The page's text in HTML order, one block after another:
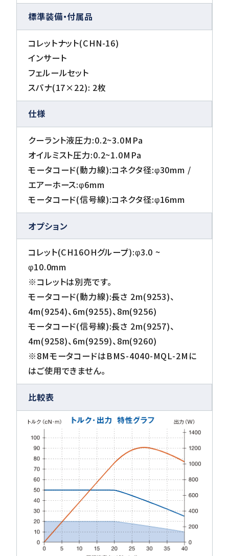
標準装備・付属品
コレットナット(CHN-16)
インサート
フェルールセット
スパナ(17×22): 2枚
仕様
クーラント液圧力:0.2~3.0MPa
オイルミスト圧力:0.2~1.0MPa
モータコード(動力線):コネクタ径:φ30mm /
エアーホース:φ6mm
モータコード(信号線):コネクタ径:φ16mm
オプション
コレット(CH16OHグループ):φ3.0 ~
φ10.0mm
※コレットは別売です。
モータコード(動力線):長さ 2m(9253)、
4m(9254)、6m(9255)、8m(9256)
モータコード(信号線):長さ 2m(9257)、
4m(9258)、6m(9259)、8m(9260)
※8MモータコードはBMS-4040-MQL-2Mに
はご使用できません。
比較表